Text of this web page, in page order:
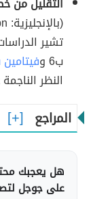
تشير
ب6 و
فيتامين
النظر
المراجع
هل يعجبك
على جوجل